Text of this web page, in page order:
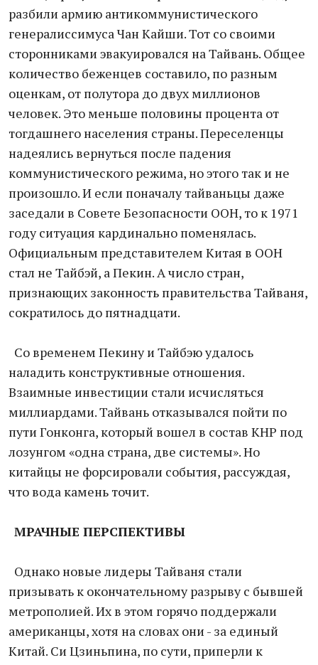
разбили армию антикоммунистического
генералиссимуса Чан Кайши. Тот со своими
сторонниками эвакуировался на Тайвань. Общее
количество беженцев составило, по разным
оценкам, от полутора до двух миллионов
человек. Это меньше половины процента от
тогдашнего населения страны. Переселенцы
надеялись вернуться после падения
коммунистического режима, но этого так и не
произошло. И если поначалу тайваньцы даже
заседали в Совете Безопасности ООН, то к 1971
году ситуация кардинально поменялась.
Официальным представителем Китая в ООН
стал не Тайбэй, а Пекин. А число стран,
признающих законность правительства Тайваня,
сократилось до пятнадцати.
Со временем Пекину и Тайбэю удалось
наладить конструктивные отношения.
Взаимные инвестиции стали исчисляться
миллиардами. Тайвань отказывался пойти по
пути Гонконга, который вошел в состав КНР под
лозунгом «одна страна, две системы». Но
китайцы не форсировали события, рассуждая,
что вода камень точит.
МРАЧНЫЕ ПЕРСПЕКТИВЫ
Однако новые лидеры Тайваня стали
призывать к окончательному разрыву с бывшей
метрополией. Их в этом горячо поддержали
американцы, хотя на словах они - за единый
Китай. Си Цзиньпина, по сути, приперли к